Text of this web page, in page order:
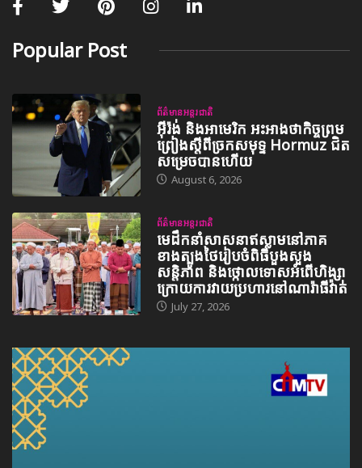
Popular Post
ព័ត៌មានអន្តរជាតិ
អ៊ីរ៉ង់ និងអាមេរិក អះអាងថាកិច្ចព្រម
ព្រៀងស្តីពីច្រកសមុទ្ទ Hormuz ជិត
សម្រេចបានហើយ
August 6, 2026
ព័ត៌មានអន្តរជាតិ
មេដឹកនាំសាសនាឥស្លាមនៅភាគ
ខាងត្បូងថៃរៀបចំពិធីបួងសួង
សន្តិភាព និងថ្កោលទោសអំពើហិង្សា
ក្រោយការវាយប្រហារនៅណារ៉ាធីវ៉ាត់
July 27, 2026